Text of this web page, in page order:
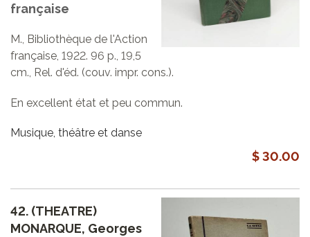
française
M., Bibliothèque de l'Action
française, 1922. 96 p., 19,5
cm., Rel. d'éd. (couv. impr. cons.).
En excellent état et peu commun.
Musique, théâtre et danse
$ 30.00
42. (THEATRE)
MONARQUE, Georges